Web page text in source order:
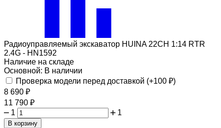
Радиоуправляемый экскаватор HUINA 22CH 1:14 RTR
2.4G - HN1592
Наличие на складе
Основной: В наличии
Проверка модели перед доставкой (+100 ₽)
8 690 ₽
11 790 ₽
1
1
В корзину